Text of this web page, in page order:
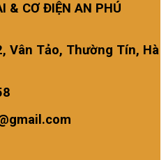
& CƠ ĐIỆN AN PHÚ
Vân Tảo, Thường Tín, Hà